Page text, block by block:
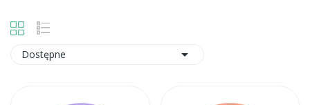
Dostępne 